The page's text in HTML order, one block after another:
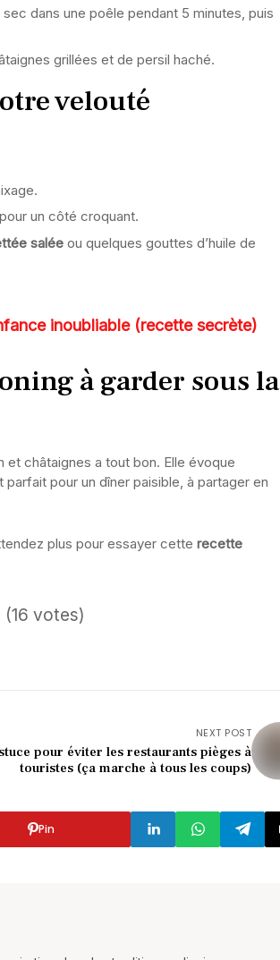
sec dans une poêle pendant 5 minutes, puis
grillées et de persil haché.
velouté
pour un côté croquant.
salée ou quelques gouttes d’huile de
inoubliable (recette secrète)
à garder sous la
châtaignes a tout bon. Elle évoque
parfait pour un dîner paisible, à partager en
plus pour essayer cette recette
votes)
NEXT POST
pour éviter les restaurants pièges à
touristes (ça marche à tous les coups)
Pin